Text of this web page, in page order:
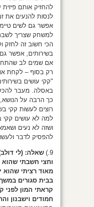
להחזיק אותם
לנסות להנעים את
אפשר גם לשים
למשחק שצריך
הכי חשוב זה לחזק
בשירותים, אפשר
אם שמים לב
רק בסוף – לקחת
"קקי עושים
באסלה. מעבר
כך הרבה על
רוצים לעשות קקי
למה לא עושים קקי
ושזה לא נעים
להפסיק לדבר
9.) שאלה: (לי
וחצי חשבתי שהוא
מאוד רציתי שהוא
בבית סגורים
קראתי המון לפני
חמודים וישבנון